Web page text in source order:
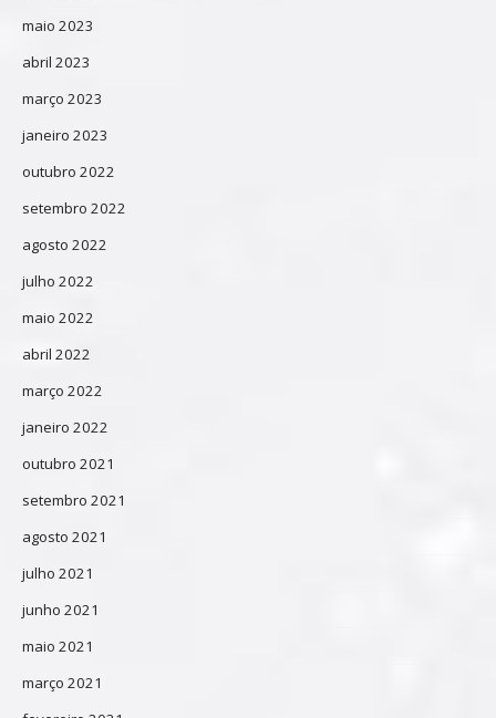
maio 2023
abril 2023
março 2023
janeiro 2023
outubro 2022
setembro 2022
agosto 2022
julho 2022
maio 2022
abril 2022
março 2022
janeiro 2022
outubro 2021
setembro 2021
agosto 2021
julho 2021
junho 2021
maio 2021
março 2021